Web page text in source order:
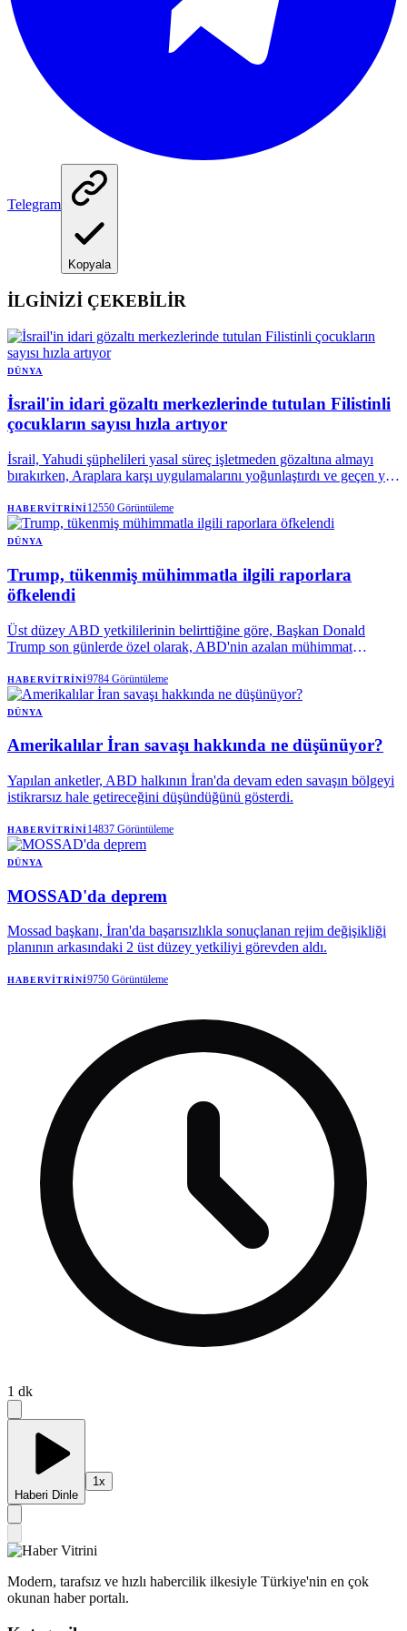
Telegram
Kopyala
İLGİNİZİ ÇEKEBİLİR
DÜNYA
İsrail'in idari gözaltı merkezlerinde tutulan Filistinli
çocukların sayısı hızla artıyor
İsrail, Yahudi şüphelileri yasal süreç işletmeden gözaltına almayı
bırakırken, Araplara karşı uygulamalarını yoğunlaştırdı ve geçen yıl
HABERVITRINI12550 Görüntüleme
DÜNYA
Trump, tükenmiş mühimmatla ilgili raporlara
öfkelendi
Üst düzey ABD yetkililerinin belirttiğine göre, Başkan Donald
Trump son günlerde özel olarak, ABD'nin azalan mühimmat
gösterdiğinden şikayet etti; Trump, İran'ı bir anlaşmaya varmaya
motive etmek için tekrar tekrar ek askeri müdahale tehdidinde
bulunuyor.
HABERVITRINI9784 Görüntüleme
DÜNYA
Amerikalılar İran savaşı hakkında ne düşünüyor?
Yapılan anketler, ABD halkının İran'da devam eden savaşın bölgeyi
istikrarsız hale getireceğini düşündüğünü gösterdi.
HABERVITRINI14837 Görüntüleme
DÜNYA
MOSSAD'da deprem
Mossad başkanı, İran'da başarısızlıkla sonuçlanan rejim değişikliği
planının arkasındaki 2 üst düzey yetkiliyi görevden aldı.
HABERVITRINI9750 Görüntüleme
1 dk
Haberi Dinle
1x
Modern, tarafsız ve hızlı habercilik ilkesiyle Türkiye'nin en çok
okunan haber portalı.